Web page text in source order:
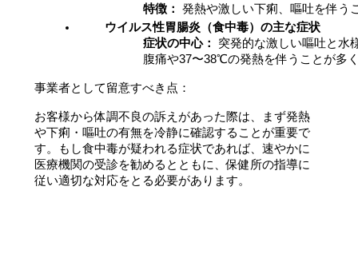
特徴：
発熱や激しい下痢、嘔吐を伴う
ウイルス性胃腸炎（食中毒）の主な症状
症状の中心：
突発的な激しい嘔吐と水
腹痛や37〜38℃の発熱を伴うことが多
事業者として留意すべき点：
お客様から体調不良の訴えがあった際は、まず発熱
や下痢・嘔吐の有無を冷静に確認することが重要で
す。もし食中毒が疑われる症状であれば、速やかに
医療機関の受診を勧めるとともに、保健所の指導に
従い適切な対応をとる必要があります。